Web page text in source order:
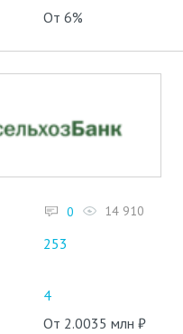
От 6%
0 14 910
253
4
От 2.0035 млн ₽